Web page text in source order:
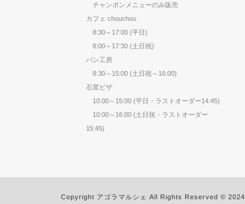
チャンポンメニューのみ販売
カフェ chouchou
8:30～17:00 (平日)
8:00～17:30 (土日祝)
パン工房
8:30～15:00 (土日祝～16:00)
石窯ピザ
10:00～15:00 (平日・ラストオーダー14:45)
10:00～16:00 (土日祝・ラストオーダー
15:45)
Copyright アゴラマルシェ All Rights Reserved © 2024